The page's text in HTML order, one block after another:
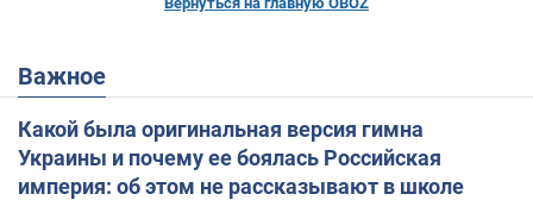
Важное
Какой была оригинальная версия гимна
Украины и почему ее боялась Российская
империя: об этом не рассказывают в школе